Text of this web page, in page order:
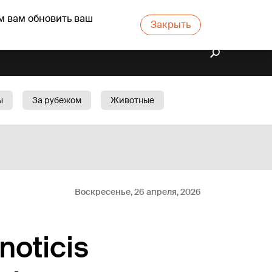
вам обновить ваш Закрыть
За рубежом
Животные
Воскресенье, 26 апреля, 2026